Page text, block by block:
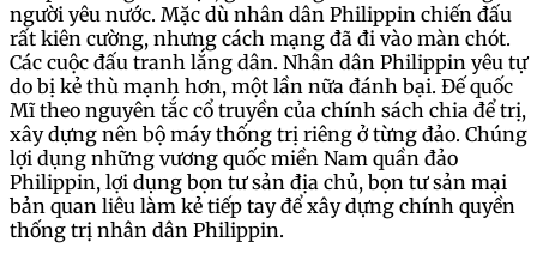
người yêu nước. Mặc dù nhân dân Philippin chiến đấu
rất kiên cường, nhưng cách mạng đã đi vào màn chót.
Các cuộc đấu tranh lắng dân. Nhân dân Philippin yêu tự
do bị kẻ thù mạnh hơn, một lần nữa đánh bại. Đế quốc
Mĩ theo nguyên tắc cổ truyền của chính sách chia để trị,
xây dựng nên bộ máy thống trị riêng ở từng đảo. Chúng
lợi dụng những vương quốc miền Nam quần đảo
Philippin, lợi dụng bọn tư sản địa chủ, bọn tư sản mại
bản quan liêu làm kẻ tiếp tay để xây dựng chính quyền
thống trị nhân dân Philippin.